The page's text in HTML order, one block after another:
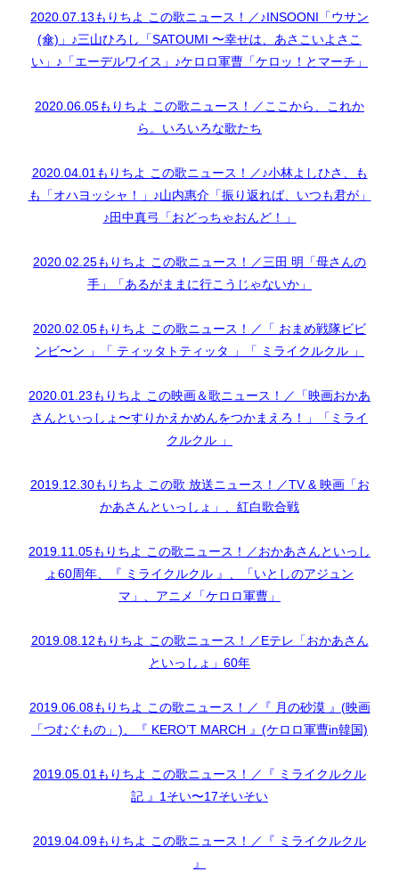
2020.07.13もりちよ この歌ニュース！／♪INSOONI「ウサン
(傘)」♪三山ひろし「SATOUMI 〜幸せは、あさこいよさこ
い」♪「エーデルワイス」♪ケロロ軍曹「ケロッ！とマーチ」
2020.06.05もりちよ この歌ニュース！／ここから、これか
ら。いろいろな歌たち
2020.04.01もりちよ この歌ニュース！／♪小林よしひさ、も
も「オハヨッシャ！」♪山内惠介「振り返れば、いつも君が」
♪田中真弓「おどっちゃおんど！」
2020.02.25もりちよ この歌ニュース！／三田 明「母さんの
手」「あるがままに行こうじゃないか」
2020.02.05もりちよ この歌ニュース！／「 おまめ戦隊ビビ
ンビ〜ン 」「 ティッタトティッタ 」「 ミライクルクル 」
2020.01.23もりちよ この映画＆歌ニュース！／「映画おかあ
さんといっしょ〜すりかえかめんをつかまえろ！」「ミライ
クルクル 」
2019.12.30もりちよ この歌 放送ニュース！／TV & 映画「お
かあさんといっしょ」、紅白歌合戦
2019.11.05もりちよ この歌ニュース！／おかあさんといっし
ょ60周年、『 ミライクルクル 』、「いとしのアジュン
マ」、アニメ「ケロロ軍曹」
2019.08.12もりちよ この歌ニュース！／Eテレ「おかあさん
といっしょ」60年
2019.06.08もりちよ この歌ニュース！／『 月の砂漠 』(映画
「つむぐもの」)、『 KERO’T MARCH 』(ケロロ軍曹in韓国)
2019.05.01もりちよ この歌ニュース！／『 ミライクルクル
記 』1そい〜17そいそい
2019.04.09もりちよ この歌ニュース！／『 ミライクルクル
』